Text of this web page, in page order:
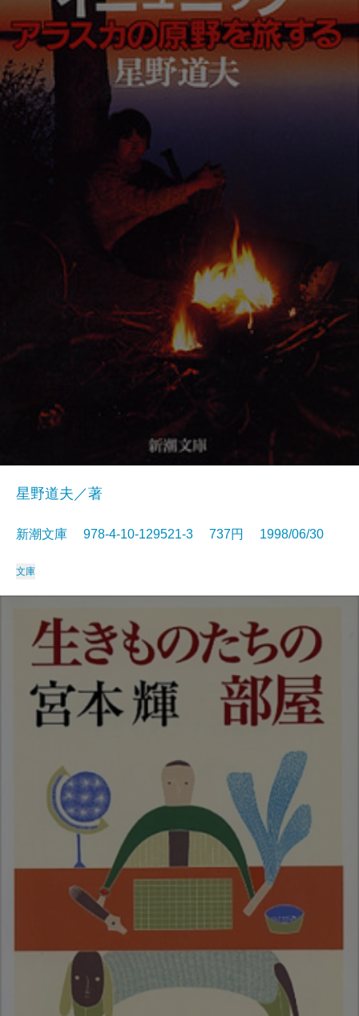
星野道夫／著
新潮文庫 978-4-10-129521-3 737円 1998/06/30
文庫